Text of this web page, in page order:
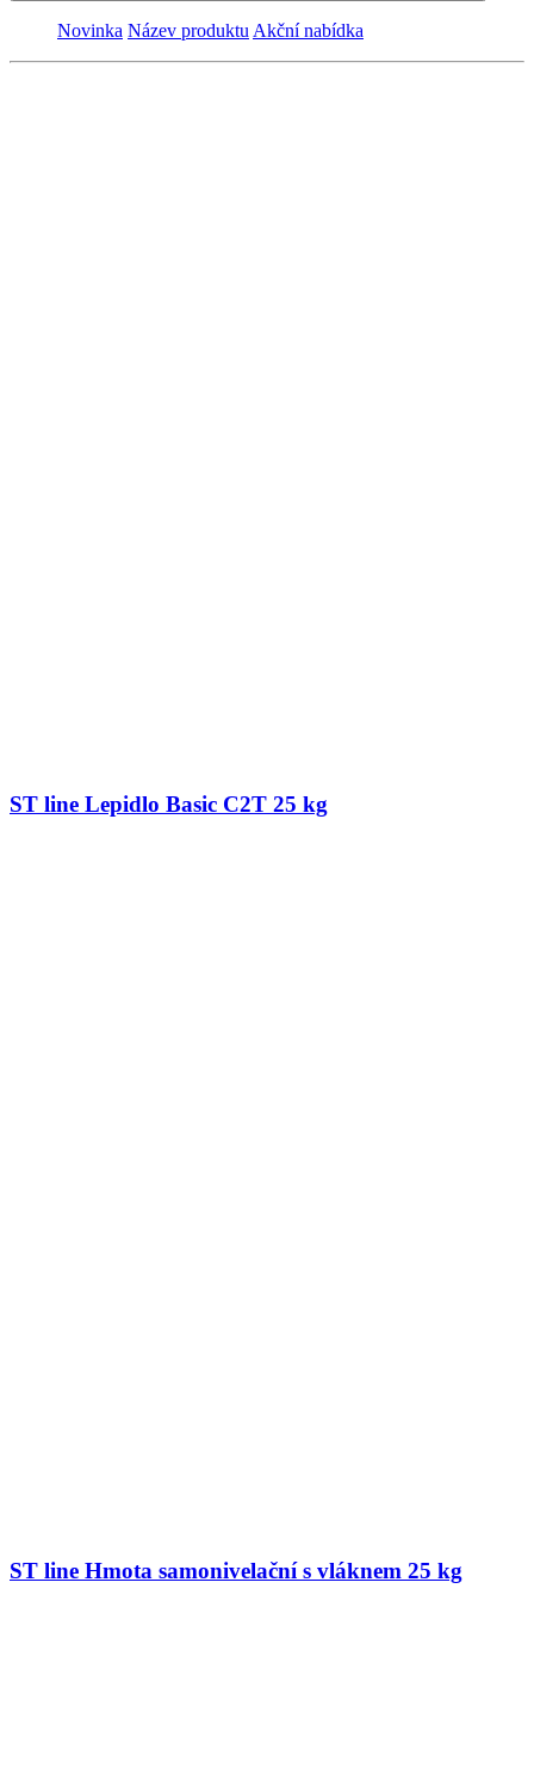
Novinka Název produktu Akční nabídka
ST line Lepidlo Basic C2T 25 kg
ST line Hmota samonivelační s vláknem 25 kg